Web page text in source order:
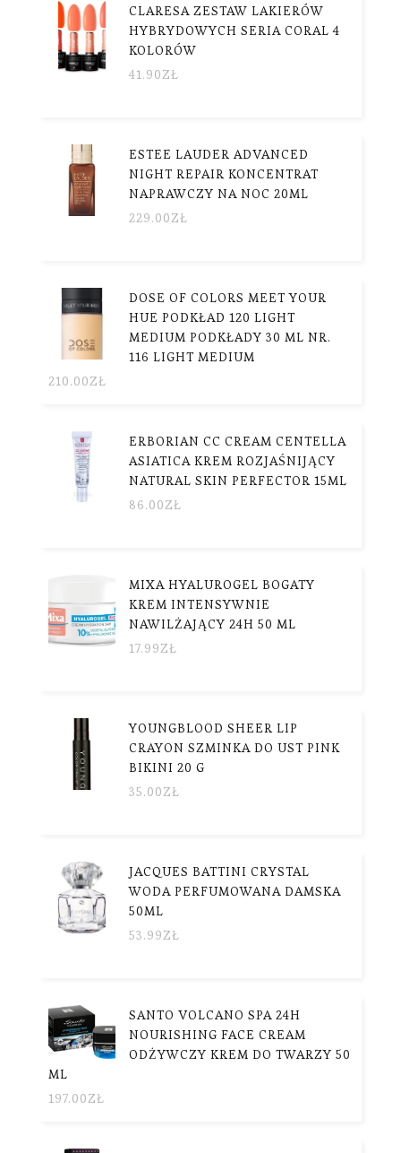
CLARESA ZESTAW LAKIERÓW
HYBRYDOWYCH SERIA CORAL 4
KOLORÓW
41.90ZŁ
ESTEE LAUDER ADVANCED
NIGHT REPAIR KONCENTRAT
NAPRAWCZY NA NOC 20ML
229.00ZŁ
DOSE OF COLORS MEET YOUR
HUE PODKŁAD 120 LIGHT
MEDIUM PODKŁADY 30 ML NR.
116 LIGHT MEDIUM
210.00ZŁ
ERBORIAN CC CREAM CENTELLA
ASIATICA KREM ROZJAŚNIJĄCY
NATURAL SKIN PERFECTOR 15ML
86.00ZŁ
MIXA HYALUROGEL BOGATY
KREM INTENSYWNIE
NAWILŻAJĄCY 24H 50 ML
17.99ZŁ
YOUNGBLOOD SHEER LIP
CRAYON SZMINKA DO UST PINK
BIKINI 20 G
35.00ZŁ
JACQUES BATTINI CRYSTAL
WODA PERFUMOWANA DAMSKA
50ML
53.99ZŁ
SANTO VOLCANO SPA 24H
NOURISHING FACE CREAM
ODŻYWCZY KREM DO TWARZY 50
ML
197.00ZŁ